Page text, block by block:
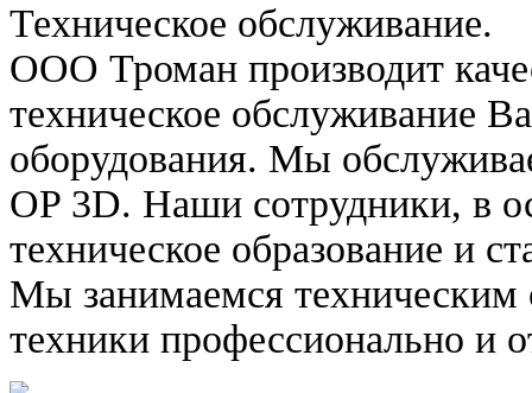
Техническое обслуживание.
ООО Троман производит
техническое обслуживание
оборудования. Мы
OP 3D. Наши сотрудники, в
техническое образование и
Мы занимаемся
техники профессионально и